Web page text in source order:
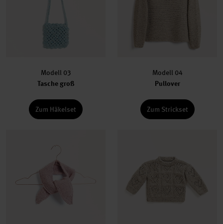
Modell 03
Tasche groß
Zum Häkelset
Modell 04
Pullover
Zum Strickset